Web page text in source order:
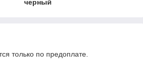
черный
только по предоплате.